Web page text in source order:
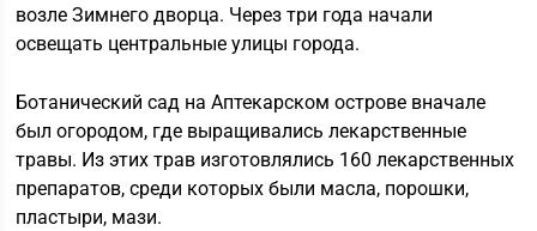
возле Зимнего дворца. Через три года начали
освещать центральные улицы города.
Ботанический сад на Аптекарском острове вначале
был огородом, где выращивались лекарственные
травы. Из этих трав изготовлялись 160 лекарственных
препаратов, среди которых были масла, порошки,
пластыри, мази.